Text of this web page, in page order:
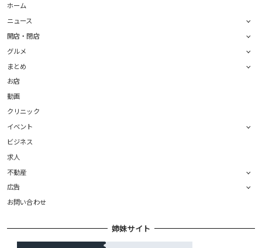
ホーム
ニュース
開店・閉店
グルメ
まとめ
お店
動画
クリニック
イベント
ビジネス
求人
不動産
広告
お問い合わせ
姉妹サイト